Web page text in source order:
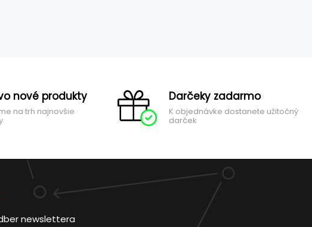
nové produkty
na trh najnovšie
Darčeky zadarmo
K objednávke dostanete užitočný
darček
newslettera